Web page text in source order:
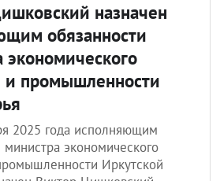
назначен
обязанности
экономического
и промышленности
2025 года исполняющим
министра экономического
Иркутской